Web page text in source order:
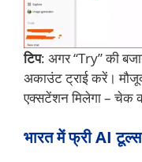
टिप: अगर “Try” की
अकाउंट ट्राई करें।
एक्सटेंशन मिलेगा – चेक
भारत में फ्री AI